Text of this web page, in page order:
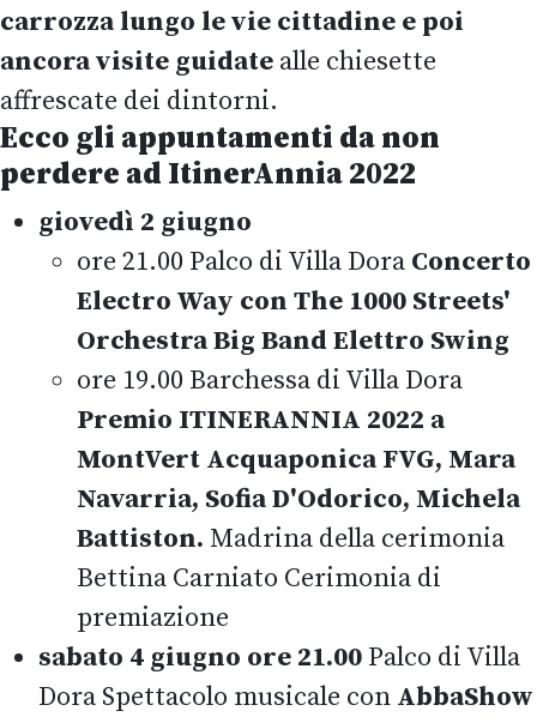
carrozza lungo le vie cittadine e poi
ancora visite guidate alle chiesette
affrescate dei dintorni.
Ecco gli appuntamenti da non
perdere ad ItinerAnnia 2022
giovedì 2 giugno
ore 21.00 Palco di Villa Dora Concerto
Electro Way con The 1000 Streets'
Orchestra Big Band Elettro Swing
ore 19.00 Barchessa di Villa Dora
Premio ITINERANNIA 2022 a
MontVert Acquaponica FVG, Mara
Navarria, Sofia D'Odorico, Michela
Battiston. Madrina della cerimonia
Bettina Carniato Cerimonia di
premiazione
sabato 4 giugno ore 21.00 Palco di Villa
Dora Spettacolo musicale con AbbaShow